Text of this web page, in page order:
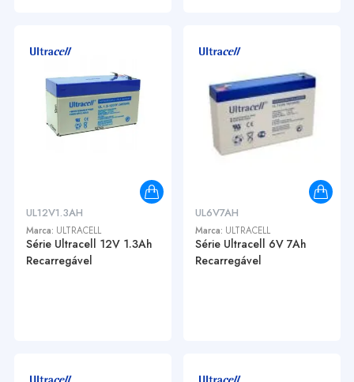
UL12V1.3AH
Marca: ULTRACELL
Série Ultracell 12V 1.3Ah
Recarregável
UL6V7AH
Marca: ULTRACELL
Série Ultracell 6V 7Ah
Recarregável